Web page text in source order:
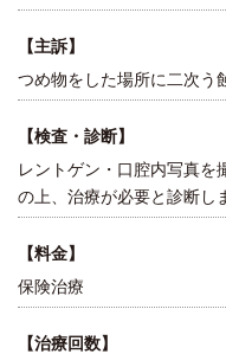
【主訴】
つめ物をした場所に二次う
【検査・診断】
レントゲン・口腔内写真を
の上、治療が必要と診断し
【料金】
保険治療
【治療回数】